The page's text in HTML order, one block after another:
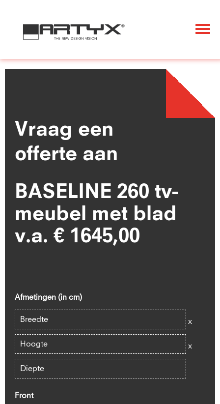
Vraag een
offerte aan
BASELINE 260 tv-
meubel met blad
v.a. € 1645,00
Afmetingen (in cm)
x
x
Front